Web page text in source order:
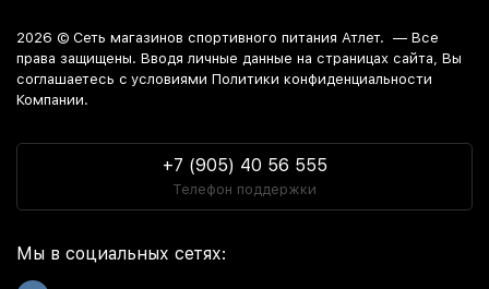
2026 © Сеть магазинов спортивного питания Атлет. — Все
права защищены. Вводя личные данные на страницах сайта, Вы
соглашаетесь c условиями Политики конфиденциальности
Компании.
+7 (905) 40 56 555
Телефон поддержки
Мы в социальных сетях: